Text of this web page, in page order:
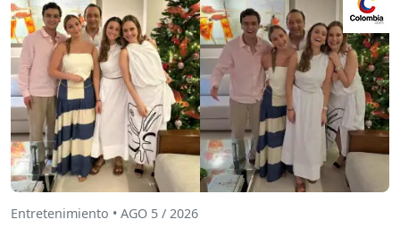
Entretenimiento • AGO 5 / 2026